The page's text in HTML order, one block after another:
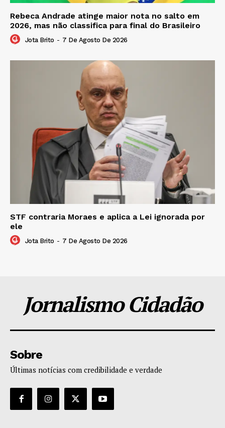
Rebeca Andrade atinge maior nota no salto em
2026, mas não classifica para final do Brasileiro
Jota Brito - 7 De Agosto De 2026
STF contraria Moraes e aplica a Lei ignorada por
ele
Jota Brito - 7 De Agosto De 2026
Jornalismo Cidadão
Sobre
Últimas notícias com credibilidade e verdade